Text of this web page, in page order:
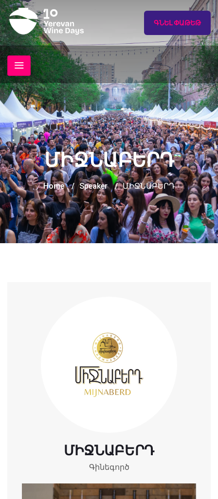
ԳՆԵԼ ՓԱԹԵԹ
ՄԻՋՆԱԲԵՐԴ
Home / Speaker / ՄԻՋՆԱԲԵՐԴ
ՄԻՋՆԱԲԵՐԴ
Գինեգործ